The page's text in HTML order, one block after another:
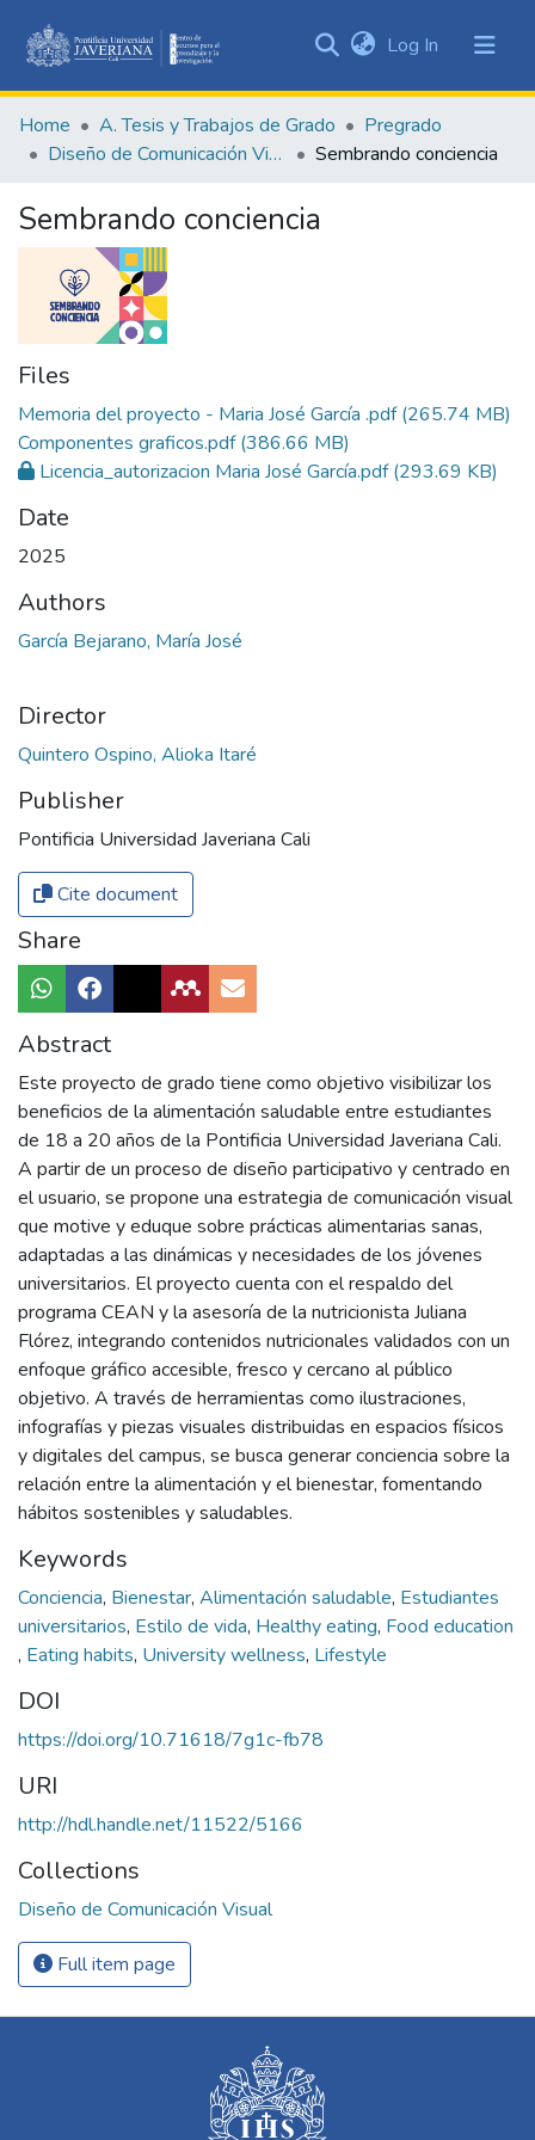
&
Collections
Statistics
Log In (current)
Home A. Tesis y Trabajos de Grado
Pregrado
Diseño de Comunicación Visual
Sembrando conciencia
Sembrando conciencia
Files
Memoria del proyecto - Maria José García .pdf(265.74 MB)
Componentes graficos.pdf(386.66 MB)
Licencia_autorizacion Maria José García.pdf(293.69 KB)
Date
2025
Authors
García Bejarano, María José
Director
Quintero Ospino, Alioka Itaré
Publisher
Pontificia Universidad Javeriana Cali
Cite document
Share
Abstract
Este proyecto de grado tiene como objetivo visibilizar los
beneficios de la alimentación saludable entre estudiantes
de 18 a 20 años de la Pontificia Universidad Javeriana Cali.
A partir de un proceso de diseño participativo y centrado en
el usuario, se propone una estrategia de comunicación visual
que motive y eduque sobre prácticas alimentarias sanas,
adaptadas a las dinámicas y necesidades de los jóvenes
universitarios. El proyecto cuenta con el respaldo del
programa CEAN y la asesoría de la nutricionista Juliana
Flórez, integrando contenidos nutricionales validados con un
enfoque gráfico accesible, fresco y cercano al público
objetivo. A través de herramientas como ilustraciones,
infografías y piezas visuales distribuidas en espacios físicos
y digitales del campus, se busca generar conciencia sobre la
relación entre la alimentación y el bienestar, fomentando
hábitos sostenibles y saludables.
Keywords
Conciencia, Bienestar, Alimentación saludable, Estudiantes
universitarios, Estilo de vida, Healthy eating, Food education
, Eating habits, University wellness, Lifestyle
DOI
https://doi.org/10.71618/7g1c-fb78
URI
http://hdl.handle.net/11522/5166
Collections
Diseño de Comunicación Visual
Full item page